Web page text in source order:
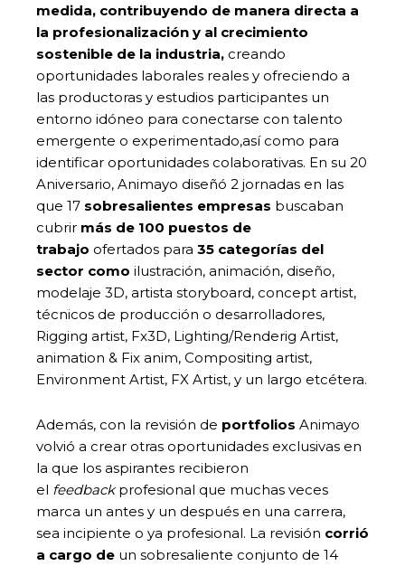
medida, contribuyendo de manera directa a
la profesionalización y al crecimiento
sostenible de la industria, creando
oportunidades laborales reales y ofreciendo a
las productoras y estudios participantes un
entorno idóneo para conectarse con talento
emergente o experimentado,así como para
identificar oportunidades colaborativas. En su 20
Aniversario, Animayo diseñó 2 jornadas en las
que 17 sobresalientes empresas buscaban
cubrir más de 100 puestos de
trabajo ofertados para 35 categorías del
sector como ilustración, animación, diseño,
modelaje 3D, artista storyboard, concept artist,
técnicos de producción o desarrolladores,
Rigging artist, Fx3D, Lighting/Renderig Artist,
animation & Fix anim, Compositing artist,
Environment Artist, FX Artist, y un largo etcétera.
Además, con la revisión de portfolios Animayo
volvió a crear otras oportunidades exclusivas en
la que los aspirantes recibieron
el feedbackprofesional que muchas veces
marca un antes y un después en una carrera,
sea incipiente o ya profesional. La revisión corrió
a cargo de un sobresaliente conjunto de 14